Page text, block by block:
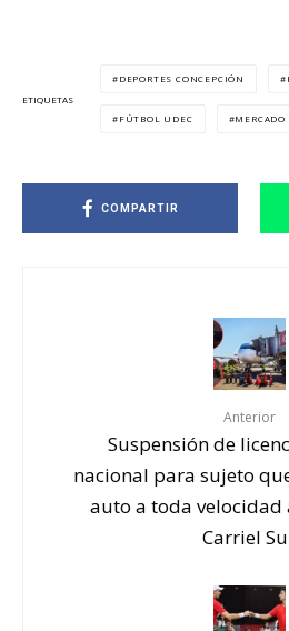
ETIQUETAS
DEPORTES CONCEPCIÓN
FÚTBOL UDEC
COMPARTIR
Anterior
Suspensión de
nacional para sujeto
auto a toda velocidad
Carriel